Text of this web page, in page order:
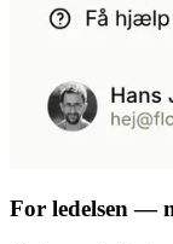
For ledelsen —